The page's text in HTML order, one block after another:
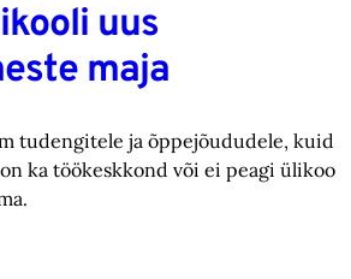
uus
maja
tudengitele ja õppejõududele, kuid
ka töökeskkond või ei peagi ülikooli